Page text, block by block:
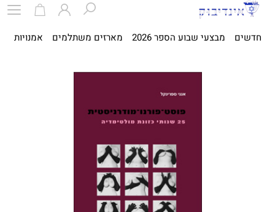
חדשים מבצעי שבוע הספר 2026 מארזים משתלמים אמנויות